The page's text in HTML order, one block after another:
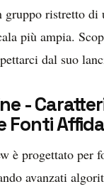
ristretto di
più ampia.
dal suo
-
Fonti
è progettato per
avanzati